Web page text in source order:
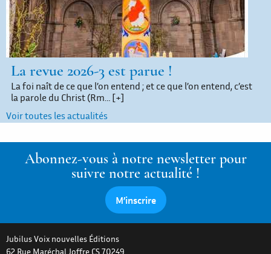
La revue 2026-3 est parue !
La foi naît de ce que l’on entend ; et ce que l’on entend, c’est
la parole du Christ (Rm… [+]
Voir toutes les actualités
Abonnez-vous à notre newsletter pour
suivre notre actualité !
M’inscrire
Jubilus Voix nouvelles Éditions
62 Rue Maréchal Joffre CS 70249